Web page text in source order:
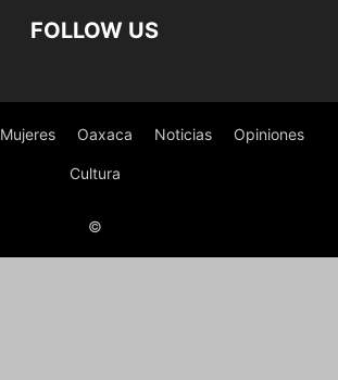
FOLLOW US
Mujeres Oaxaca Noticias Opiniones
Cultura
©